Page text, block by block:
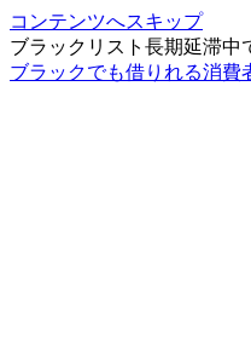
コンテンツへスキップ
ブラックリスト長期延滞
ブラックでも借りれる消費